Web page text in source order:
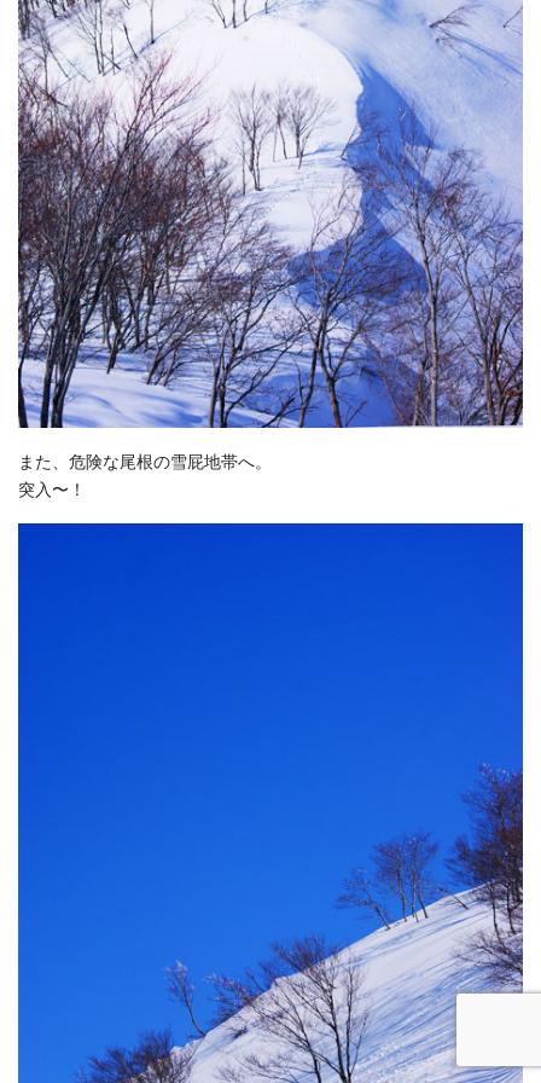
また、危険な尾根の雪屁地帯へ。
突入〜！